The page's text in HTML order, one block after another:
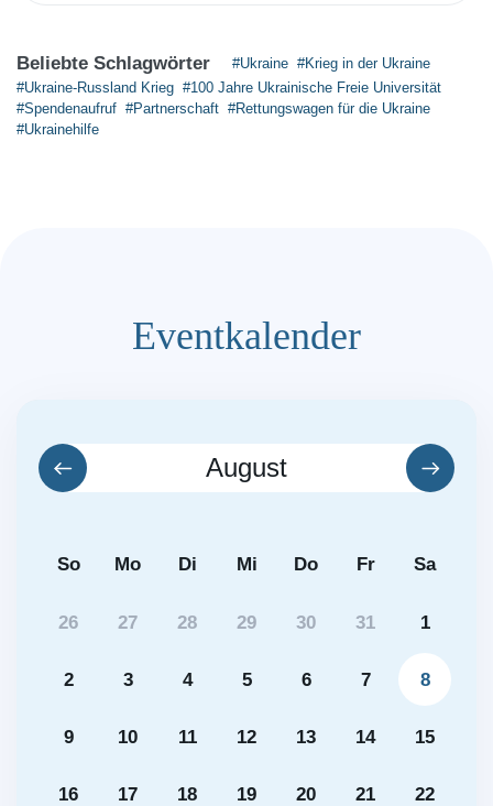
Beliebte Schlagwörter #Ukraine #Krieg in der Ukraine
#Ukraine-Russland Krieg #100 Jahre Ukrainische Freie Universität
#Spendenaufruf #Partnerschaft #Rettungswagen für die Ukraine
#Ukrainehilfe
Eventkalender
August
So Mo Di Mi Do Fr Sa
26 27 28 29 30 31 1
2 3 4 5 6 7 8
9 10 11 12 13 14 15
16 17 18 19 20 21 22